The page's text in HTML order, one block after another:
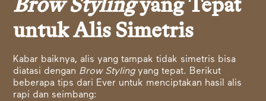
Brow Stylingyang Tepat
untuk Alis Simetris
Kabar baiknya, alis yang tampak tidak simetris bisa
diatasi dengan Brow Stylingyang tepat. Berikut
beberapa tips dari Ever untuk menciptakan hasil alis
rapi dan seimbang: